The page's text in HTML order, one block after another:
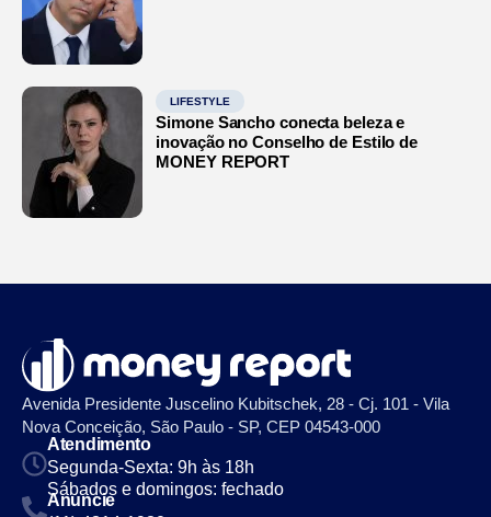
LIFESTYLE
Simone Sancho conecta beleza e
inovação no Conselho de Estilo de
MONEY REPORT
Avenida Presidente Juscelino Kubitschek, 28 - Cj. 101 - Vila
Nova Conceição, São Paulo - SP, CEP 04543-000
Atendimento
Segunda-Sexta: 9h às 18h
Sábados e domingos: fechado
Anuncie